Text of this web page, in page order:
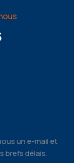
un e-mail et
brefs délais.